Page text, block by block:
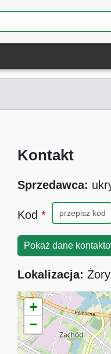
Kontakt
Sprzedawca:
Kod
Pokaż dane
Lokalizacja:
+
−